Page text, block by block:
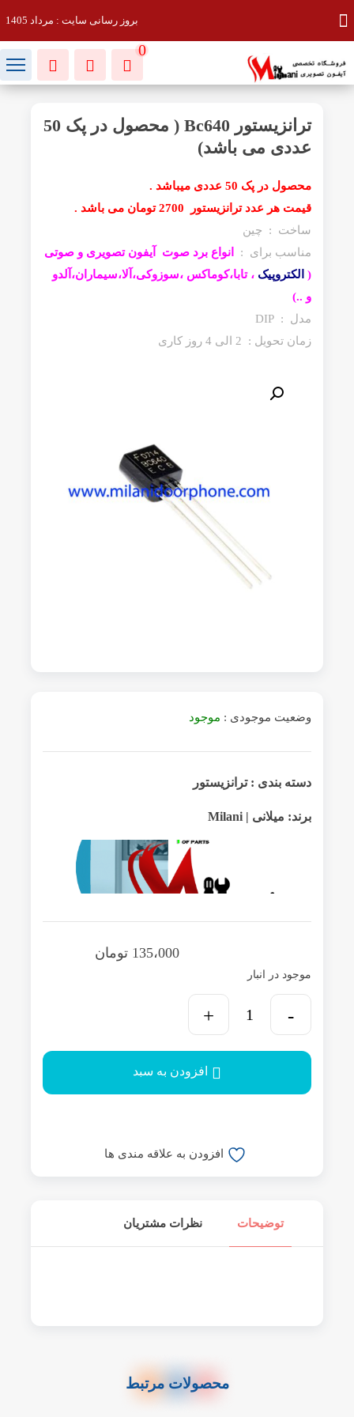
ترانزیستور Bc640 ( محصول در پک 50
عددی می باشد)
محصول در پک 50 عددی میباشد .
قیمت هر عدد ترانزیستور 2700 تومان می باشد .
ساخت : چین
مناسب برای :
انواع برد صوت آیفون تصویری و صوتی
( الکتروپیک ، تابا،کوماکس ،سوزوکی،آلا،سیماران،آلدو
و ..)
مدل : DIP
زمان تحویل : 2 الی 4 روز کاری
وضعیت موجودی : موجود
دسته بندی :ترانزیستور
برند: میلانی | Milani
135،000 تومان
موجود در انبار
افزودن به سبد
افزودن به علاقه مندی ها
توضیحات نظرات مشتریان
محصولات مرتبط
بروز رسانی سایت : مرداد 1405
0